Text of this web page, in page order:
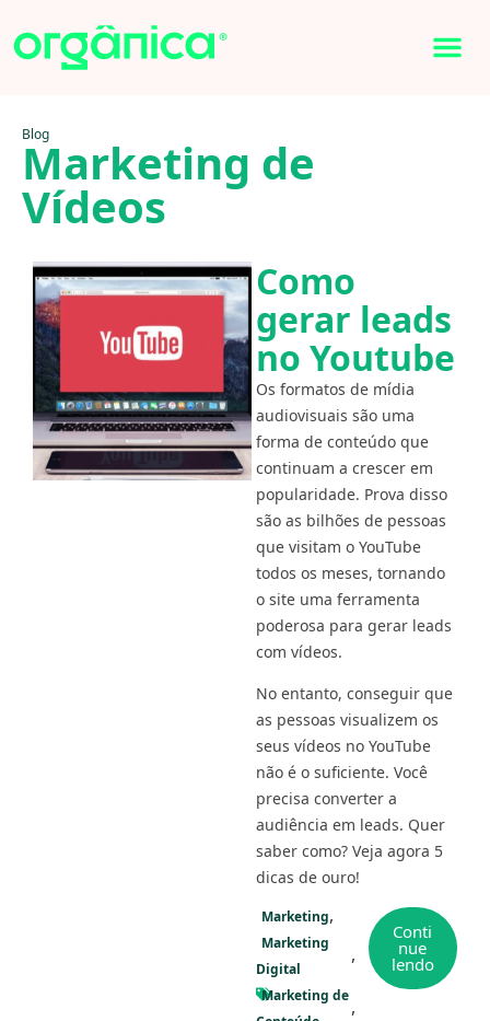
Blog
Marketing de
Vídeos
Como
gerar leads
no Youtube
Os formatos de mídia
audiovisuais são uma
forma de conteúdo que
continuam a crescer em
popularidade. Prova disso
são as bilhões de pessoas
que visitam o YouTube
todos os meses, tornando
o site uma ferramenta
poderosa para gerar leads
com vídeos.
No entanto, conseguir que
as pessoas visualizem os
seus vídeos no YouTube
não é o suficiente. Você
precisa converter a
audiência em leads. Quer
saber como? Veja agora 5
dicas de ouro!
Marketing
Marketing
Digital
Marketing de
Conti
nue
lendo